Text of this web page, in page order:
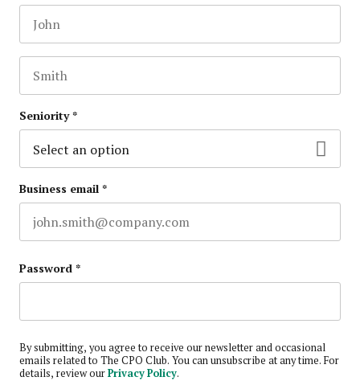
This field is for validation purposes and should be left
Seniority*
Business email*
Password*
By submitting, you agree to receive our newsletter and occasional
emails related to The CPO Club. You can unsubscribe at any time. For
details, review ourPrivacy Policy.